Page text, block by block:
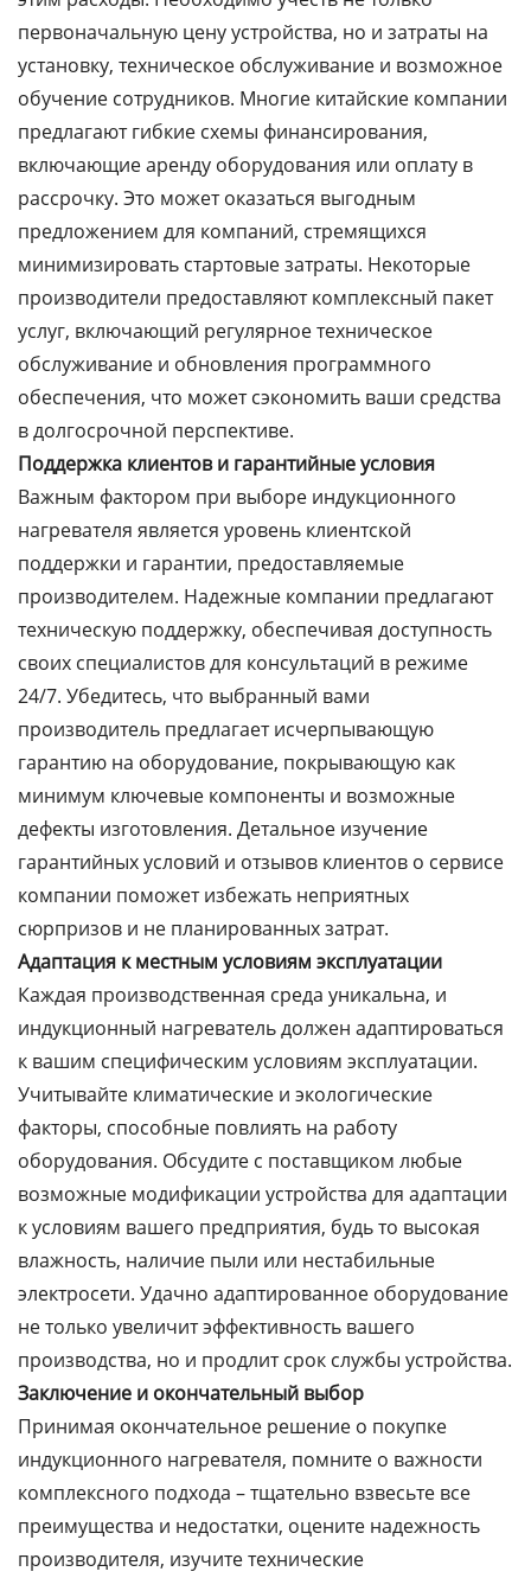
первоначальную цену устройства, но и затраты на
установку, техническое обслуживание и возможное
обучение сотрудников. Многие китайские компании
предлагают гибкие схемы финансирования,
включающие аренду оборудования или оплату в
рассрочку. Это может оказаться выгодным
предложением для компаний, стремящихся
минимизировать стартовые затраты. Некоторые
производители предоставляют комплексный пакет
услуг, включающий регулярное техническое
обслуживание и обновления программного
обеспечения, что может сэкономить ваши средства
в долгосрочной перспективе.
Поддержка клиентов и гарантийные условия
Важным фактором при выборе индукционного
нагревателя является уровень клиентской
поддержки и гарантии, предоставляемые
производителем. Надежные компании предлагают
техническую поддержку, обеспечивая доступность
своих специалистов для консультаций в режиме
24/7. Убедитесь, что выбранный вами
производитель предлагает исчерпывающую
гарантию на оборудование, покрывающую как
минимум ключевые компоненты и возможные
дефекты изготовления. Детальное изучение
гарантийных условий и отзывов клиентов о сервисе
компании поможет избежать неприятных
сюрпризов и не планированных затрат.
Адаптация к местным условиям эксплуатации
Каждая производственная среда уникальна, и
индукционный нагреватель должен адаптироваться
к вашим специфическим условиям эксплуатации.
Учитывайте климатические и экологические
факторы, способные повлиять на работу
оборудования. Обсудите с поставщиком любые
возможные модификации устройства для адаптации
к условиям вашего предприятия, будь то высокая
влажность, наличие пыли или нестабильные
электросети. Удачно адаптированное оборудование
не только увеличит эффективность вашего
производства, но и продлит срок службы устройства.
Заключение и окончательный выбор
Принимая окончательное решение о покупке
индукционного нагревателя, помните о важности
комплексного подхода – тщательно взвесьте все
преимущества и недостатки, оцените надежность
производителя, изучите технические